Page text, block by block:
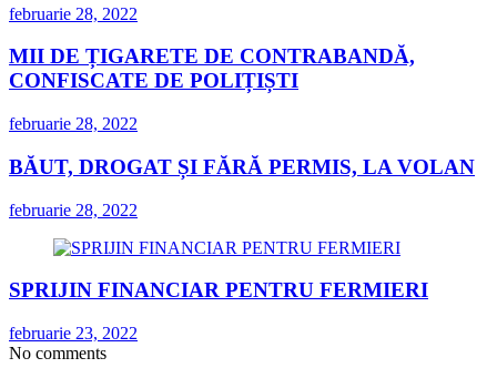
februarie 28, 2022
MII DE ȚIGARETE DE CONTRABANDĂ,
CONFISCATE DE POLIȚIȘTI
februarie 28, 2022
BĂUT, DROGAT ȘI FĂRĂ PERMIS, LA VOLAN
februarie 28, 2022
SPRIJIN FINANCIAR PENTRU FERMIERI
februarie 23, 2022
No comments